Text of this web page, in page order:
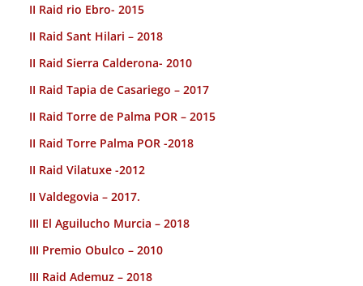
II Raid rio Ebro- 2015
II Raid Sant Hilari – 2018
II Raid Sierra Calderona- 2010
II Raid Tapia de Casariego – 2017
II Raid Torre de Palma POR – 2015
II Raid Torre Palma POR -2018
II Raid Vilatuxe -2012
II Valdegovia – 2017.
III El Aguilucho Murcia – 2018
III Premio Obulco – 2010
III Raid Ademuz – 2018